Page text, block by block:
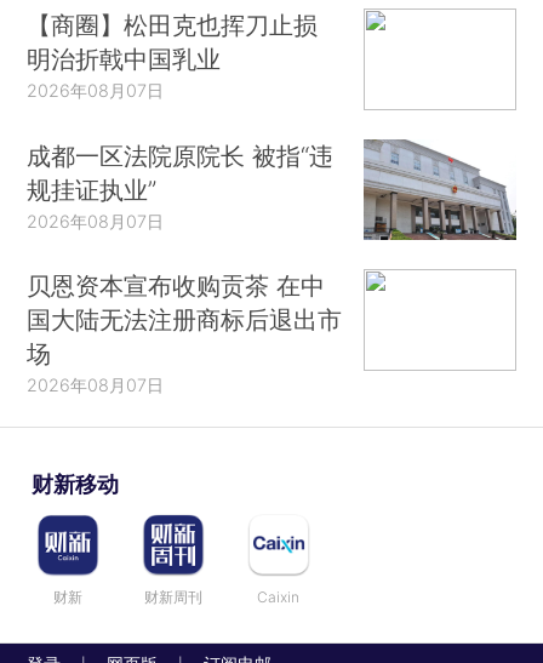
【商圈】松田克也挥刀止损
明治折戟中国乳业
2026年08月07日
成都一区法院原院长 被指“违
规挂证执业”
2026年08月07日
贝恩资本宣布收购贡茶 在中
国大陆无法注册商标后退出市
场
2026年08月07日
财新移动
财新 财新周刊 Caixin